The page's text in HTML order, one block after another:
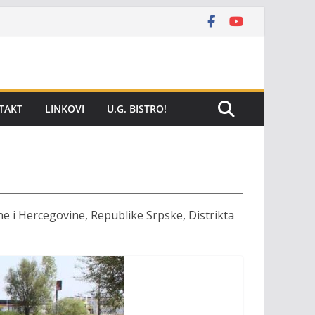
LINKOVI U.G. BISTRO!
i Hercegovine, Republike Srpske, Distrikta